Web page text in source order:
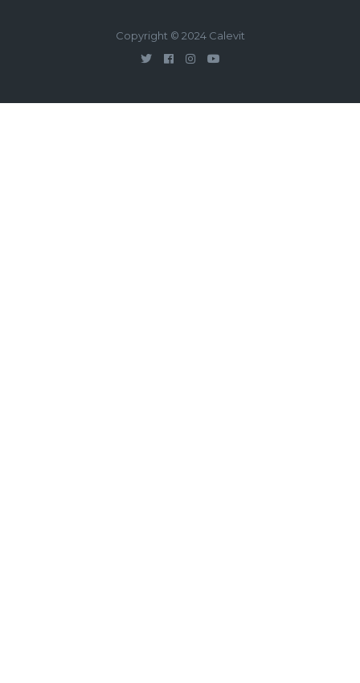
Copyright © 2024 Calevit